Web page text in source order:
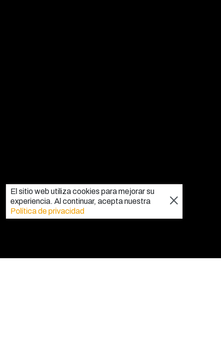
El sitio web utiliza cookies para mejorar su
experiencia. Al continuar, acepta nuestra
Política de privacidad